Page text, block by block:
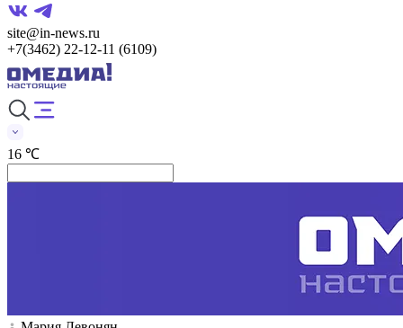
site@in-news.ru
+7(3462) 22-12-11 (6109)
16 ℃